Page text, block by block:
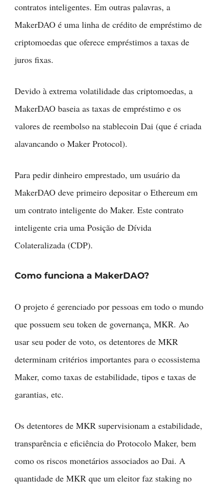
contratos inteligentes. Em outras palavras, a
MakerDAO é uma linha de crédito de empréstimo de
criptomoedas que oferece empréstimos a taxas de
juros fixas.
Devido à extrema volatilidade das criptomoedas, a
MakerDAO baseia as taxas de empréstimo e os
valores de reembolso na stablecoin Dai (que é criada
alavancando o Maker Protocol).
Para pedir dinheiro emprestado, um usuário da
MakerDAO deve primeiro depositar o Ethereum em
um contrato inteligente do Maker. Este contrato
inteligente cria uma Posição de Dívida
Colateralizada (CDP).
Como funciona a MakerDAO?
O projeto é gerenciado por pessoas em todo o mundo
que possuem seu token de governança, MKR. Ao
usar seu poder de voto, os detentores de MKR
determinam critérios importantes para o ecossistema
Maker, como taxas de estabilidade, tipos e taxas de
garantias, etc.
Os detentores de MKR supervisionam a estabilidade,
transparência e eficiência do Protocolo Maker, bem
como os riscos monetários associados ao Dai. A
quantidade de MKR que um eleitor faz staking no